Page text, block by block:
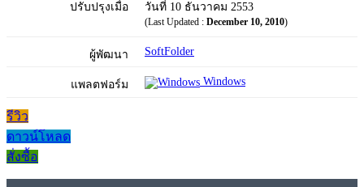
ปรับปรุงเมื่อ วันที่ 10 ธันวาคม 2553
(Last Updated : December 10, 2010)
ผู้พัฒนา SoftFolder
แพลตฟอร์ม Windows
รีวิว
ดาวน์โหลด
สั่งซื้อ